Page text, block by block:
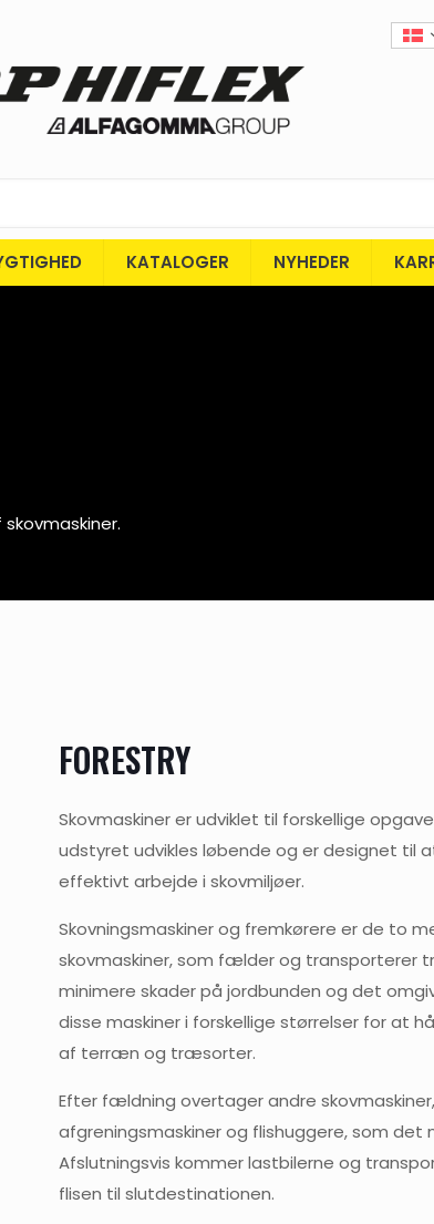
KATALOGER NYHEDER
FORESTRY
Skovmaskiner er udviklet til forskellige
udstyret udvikles løbende og er designet til
effektivt arbejde i skovmiljøer.
Skovningsmaskiner og fremkørere er de to
skovmaskiner, som fælder og transporterer
minimere skader på jordbunden og det
disse maskiner i forskellige størrelser for at
af terræn og træsorter.
Efter fældning overtager andre
afgreningsmaskiner og flishuggere, som det
Afslutningsvis kommer lastbilerne og
flisen til slutdestinationen.